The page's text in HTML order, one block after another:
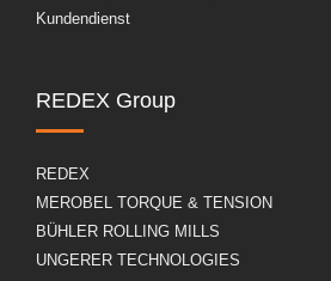
Kundendienst
REDEX Group
REDEX
MEROBEL TORQUE & TENSION
BÜHLER ROLLING MILLS
UNGERER TECHNOLOGIES